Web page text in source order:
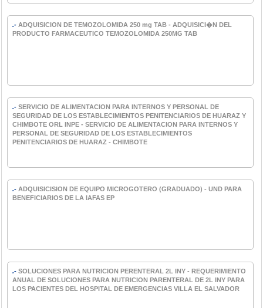
.- ADQUISICION DE TEMOZOLOMIDA 250 mg TAB - ADQUISICI�N DEL
PRODUCTO FARMACEUTICO TEMOZOLOMIDA 250MG TAB
.- SERVICIO DE ALIMENTACION PARA INTERNOS Y PERSONAL DE
SEGURIDAD DE LOS ESTABLECIMIENTOS PENITENCIARIOS DE HUARAZ Y
CHIMBOTE ORL INPE - SERVICIO DE ALIMENTACION PARA INTERNOS Y
PERSONAL DE SEGURIDAD DE LOS ESTABLECIMIENTOS
PENITENCIARIOS DE HUARAZ - CHIMBOTE
.- ADQUISICISION DE EQUIPO MICROGOTERO (GRADUADO) - UND PARA
BENEFICIARIOS DE LA IAFAS EP
.- SOLUCIONES PARA NUTRICION PERENTERAL 2L INY - REQUERIMIENTO
ANUAL DE SOLUCIONES PARA NUTRICION PARENTERAL DE 2L INY PARA
LOS PACIENTES DEL HOSPITAL DE EMERGENCIAS VILLA EL SALVADOR